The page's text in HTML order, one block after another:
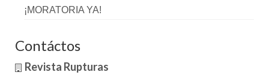
¡MORATORIA YA!
Contáctos
Revista Rupturas